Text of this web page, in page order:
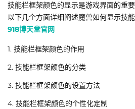
技能栏框架颜色的显示是游戏界面的重
以下几个方面详细阐述魔兽如何显示技能
918博天堂官网
1. 技能栏框架颜色的作用
2. 技能栏框架颜色的分类
3. 技能栏框架颜色的设置方法
4. 技能栏框架颜色的个性化定制